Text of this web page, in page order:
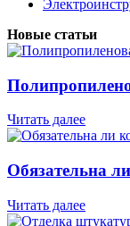
Новые статьи
Читать далее
Обязательна
Читать далее